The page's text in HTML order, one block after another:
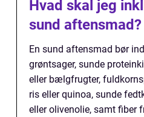
Hvad skal jeg
sund aftensmad?
En sund aftensmad bør
grøntsager, sunde
eller bælgfrugter,
ris eller quinoa, sunde
eller olivenolie, samt fiber